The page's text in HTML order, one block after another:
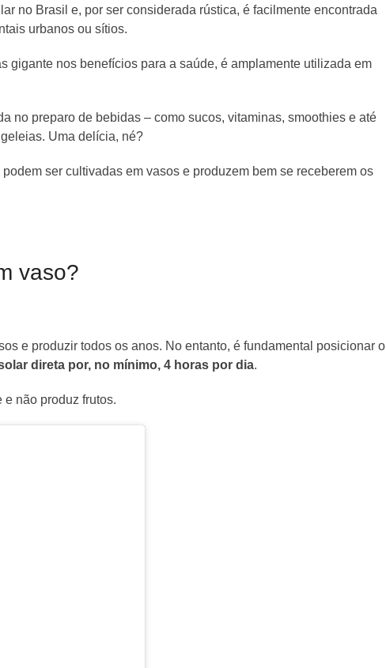
no Brasil e, por ser considerada rústica, é facilmente encontrada
urbanos ou sítios.
gigante nos benefícios para a saúde, é amplamente utilizada em
no preparo de bebidas – como sucos, vitaminas, smoothies e até
Uma delícia, né?
ser cultivadas em vasos e produzem bem se receberem os
vaso?
e produzir todos os anos. No entanto, é fundamental posicionar o
direta por, no mínimo, 4 horas por dia.
não produz frutos.